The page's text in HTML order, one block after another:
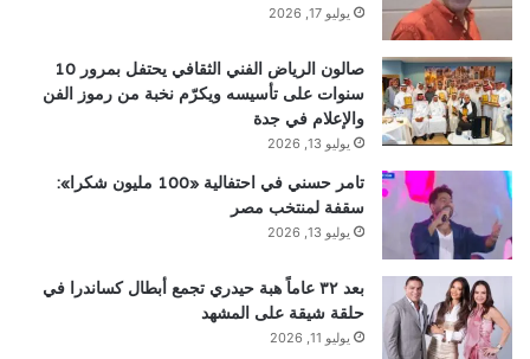
يوليو 17, 2026
صالون الرياض الفني الثقافي يحتفل بمرور 10
سنوات على تأسيسه ويكرّم نخبة من رموز الفن
والإعلام في جدة
يوليو 13, 2026
تامر حسني في احتفالية «100 مليون شكرا»:
سقفة لمنتخب مصر
يوليو 13, 2026
بعد ٣٢ عاماً هبة حيدري تجمع أبطال كساندرا في
حلقة شيقة على المشهد
يوليو 11, 2026